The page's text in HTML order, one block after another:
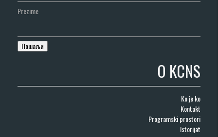
Prezime
O KCNS
Ko je ko
Kontakt
Programski prostori
Istorijat